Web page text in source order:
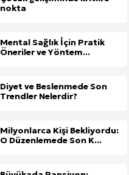
nokta
Mental Sağlık İçin Pratik
Öneriler ve Yöntem...
Diyet ve Beslenmede Son
Trendler Nelerdir?
Milyonlarca Kişi Bekliyordu:
O Düzenlemede Son K...